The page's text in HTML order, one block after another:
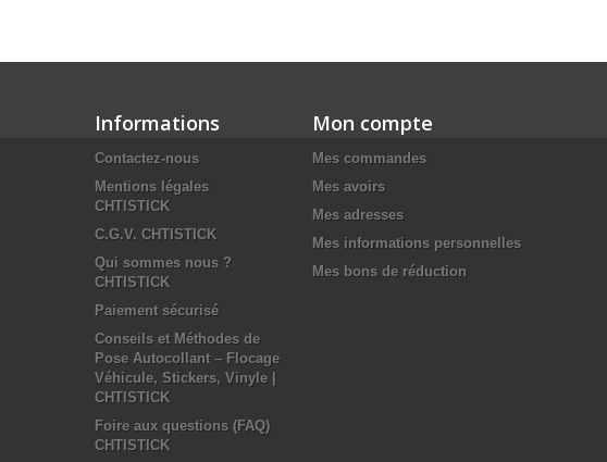
Informations
Contactez-nous
Mentions légales
CHTISTICK
C.G.V. CHTISTICK
Qui sommes nous ?
CHTISTICK
Paiement sécurisé
Conseils et Méthodes de
Pose Autocollant – Flocage
Véhicule, Stickers, Vinyle |
CHTISTICK
Foire aux questions (FAQ)
CHTISTICK
Mon compte
Mes commandes
Mes avoirs
Mes adresses
Mes informations personnelles
Mes bons de réduction